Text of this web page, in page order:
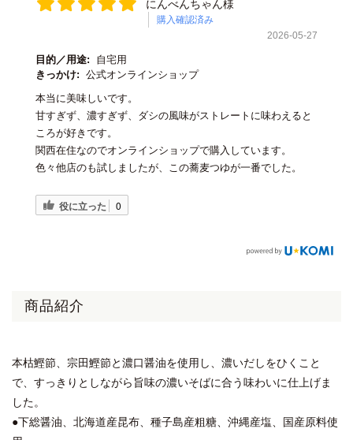
にんべんちゃん様
購入確認済み
2026-05-27
目的／用途:
自宅用
きっかけ: 公式オンラインショップ
本当に美味しいです。
甘すぎず、濃すぎず、ダシの風味がストレートに味わえると
ころが好きです。
関西在住なのでオンラインショップで購入しています。
色々他店のも試しましたが、この蕎麦つゆが一番でした。
役に立った 0
商品紹介
本枯鰹節、宗田鰹節と濃口醤油を使用し、濃いだしをひくこと
で、すっきりとしながら旨味の濃いそばに合う味わいに仕上げま
した。
●下総醤油、北海道産昆布、種子島産粗糖、沖縄産塩、国産原料使